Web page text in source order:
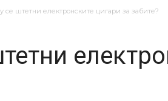
се штетни електронските цигари за забите?